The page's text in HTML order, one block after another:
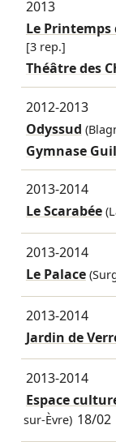
2013
Le Printemps
[3 rep.]
Théâtre des
2012-2013
Odyssud
Gymnase
2013-2014
Le Scarabée
2013-2014
Le Palace
2013-2014
Jardin de
2013-2014
Espace
sur-Èvre) 18/02